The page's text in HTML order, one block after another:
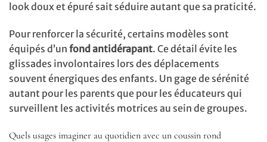
look doux et épuré sait séduire autant que sa praticité.
Pour renforcer la sécurité, certains modèles sont
équipés d’un fond antidérapant. Ce détail évite les
glissades involontaires lors des déplacements
souvent énergiques des enfants. Un gage de sérénité
autant pour les parents que pour les éducateurs qui
surveillent les activités motrices au sein de groupes.
Quels usages imaginer au quotidien avec un coussin rond